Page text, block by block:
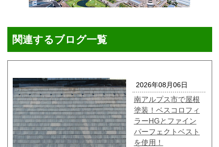
関連するブログ一覧
2026年08月06日
南アルプス市で屋根
塗装！ベスコロフィ
ラーHGとファイン
パーフェクトベスト
を使用！